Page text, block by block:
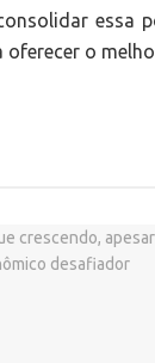
essa
o